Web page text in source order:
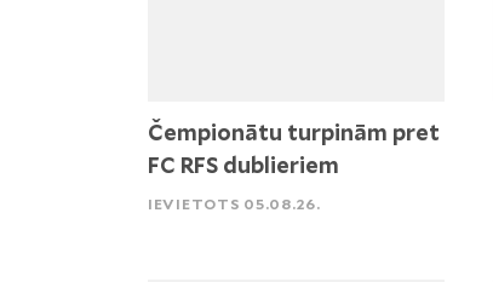
Čempionātu turpinām pret
FC RFS dublieriem
IEVIETOTS 05.08.26.